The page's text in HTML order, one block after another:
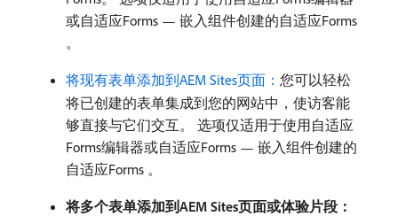
或自适应Forms — 嵌入组件创建的自适应Forms
。
将现有表单添加到AEM Sites页面： ​您可以轻松
将已创建的表单集成到您的网站中，使访客能
够直接与它们交互。 选项仅适用于使用自适应
Forms编辑器或自适应Forms — 嵌入组件创建的
自适应Forms 。
将多个表单添加到AEM Sites页面或体验片段：